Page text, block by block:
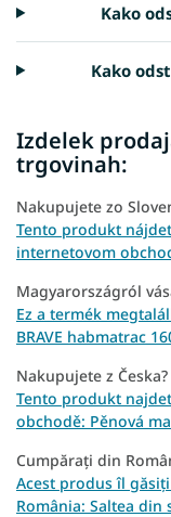
Kako
Kako
Izdelek
trgovinah:
Nakupujete zo
Tento produkt
internetovom
Magyarországról
Ez a termék
BRAVE habmatrac
Nakupujete z Česka?
Tento produkt
obchodě: Pěnová
Cumpărați din
Acest produs îl
România: Saltea din